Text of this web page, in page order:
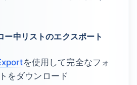
ー中リストのエクスポート
を使用して完全なフォ
をダウンロード